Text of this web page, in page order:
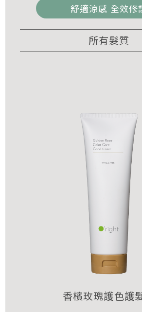
舒適涼感 全效修
所有髮質
香檳玫瑰護色護